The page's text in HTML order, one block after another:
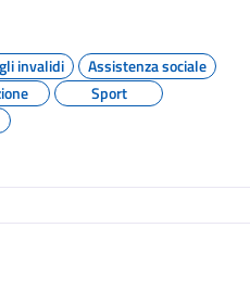
invalidi
Assistenza sociale
Sport